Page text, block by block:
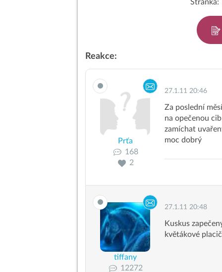
Stránka:
Reakce:
Prťa
168
2
27.1.11 20:46
Za poslední
na opečenou
zamíchat
moc dobrý
tiffany
12272
27.1.11 20:48
Kuskus
květákové